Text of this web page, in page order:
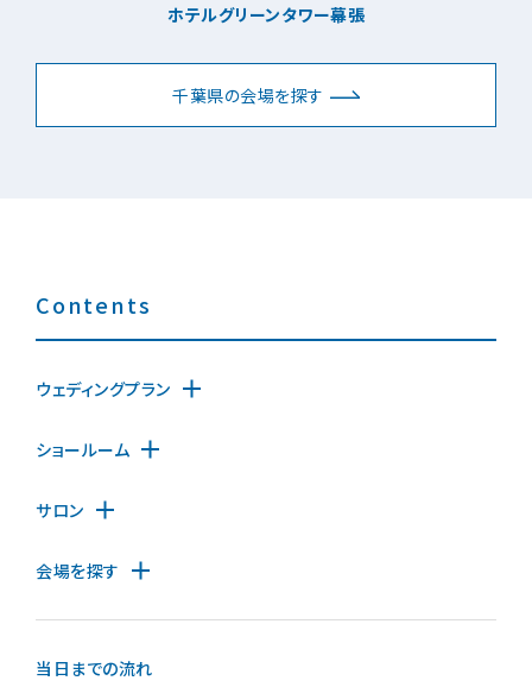
ホテルグリーンタワー幕張
千葉県の会場を探す
Contents
ウェディングプラン
ショールーム
サロン
会場を探す
当日までの流れ